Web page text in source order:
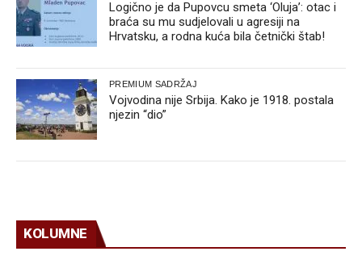
Logično je da Pupovcu smeta ‘Oluja’: otac i
braća su mu sudjelovali u agresiji na
Hrvatsku, a rodna kuća bila četnički štab!
PREMIUM SADRŽAJ
Vojvodina nije Srbija. Kako je 1918. postala
njezin “dio”
KOLUMNE